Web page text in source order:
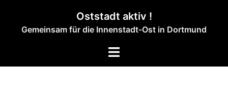
springen
Oststadt aktiv !
Gemeinsam für die Innenstadt-Ost in Dortmund
Menü